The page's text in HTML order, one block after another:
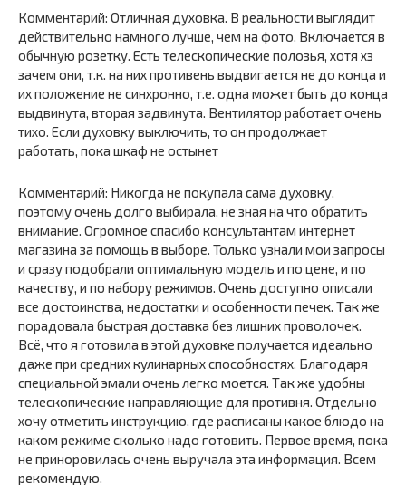
Комментарий: Отличная духовка. В реальности выглядит
действительно намного лучше, чем на фото. Включается в
обычную розетку. Есть телескопические полозья, хотя хз
зачем они, т.к. на них противень выдвигается не до конца и
их положение не синхронно, т.е. одна может быть до конца
выдвинута, вторая задвинута. Вентилятор работает очень
тихо. Если духовку выключить, то он продолжает
работать, пока шкаф не остынет
Комментарий: Никогда не покупала сама духовку,
поэтому очень долго выбирала, не зная на что обратить
внимание. Огромное спасибо консультантам интернет
магазина за помощь в выборе. Только узнали мои запросы
и сразу подобрали оптимальную модель и по цене, и по
качеству, и по набору режимов. Очень доступно описали
все достоинства, недостатки и особенности печек. Так же
порадовала быстрая доставка без лишних проволочек.
Всё, что я готовила в этой духовке получается идеально
даже при средних кулинарных способностях. Благодаря
специальной эмали очень легко моется. Так же удобны
телескопические направляющие для противня. Отдельно
хочу отметить инструкцию, где расписаны какое блюдо на
каком режиме сколько надо готовить. Первое время, пока
не приноровилась очень выручала эта информация. Всем
рекомендую.